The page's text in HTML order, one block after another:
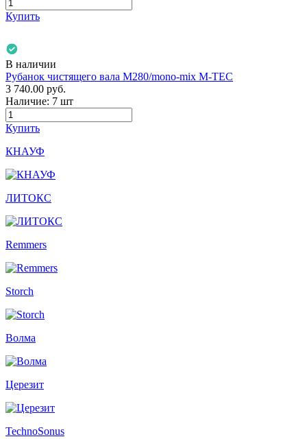
Купить
В наличии
Рубанок чистящего вала М280/mono-mix M-TEC
3 740.00 руб.
Наличие: 7 шт
Купить
КНАУФ
ЛИТОКС
Remmers
Storch
Волма
Церезит
TechnoSonus